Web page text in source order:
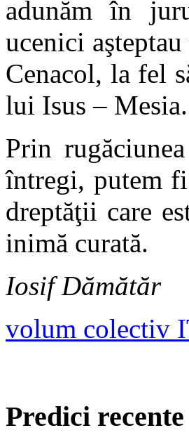
adunăm în
ucenici
Cenacol, la fel
lui Isus – Mesia.
Prin
întregi, putem
dreptăţii care
inimă curată.
Iosif Dămătăr
volum colectiv
Predici recente